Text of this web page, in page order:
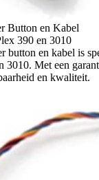
Button en Kabel
390 en 3010
button en kabel is
3010. Met een
en kwaliteit.